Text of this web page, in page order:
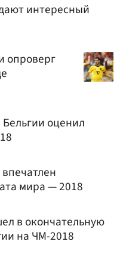
интересный
опроверг
оценил
мира — 2018
в окончательную
на ЧМ-2018